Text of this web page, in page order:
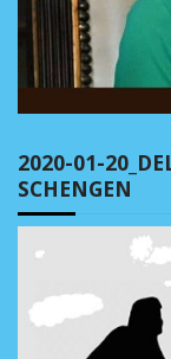
2020-01-
SCHENGEN